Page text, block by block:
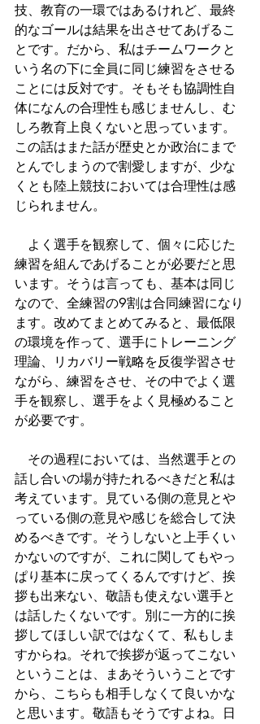
技、教育の一環ではあるけれど、最終
的なゴールは結果を出させてあげるこ
とです。だから、私はチームワークと
いう名の下に全員に同じ練習をさせる
ことには反対です。そもそも協調性自
体になんの合理性も感じませんし、む
しろ教育上良くないと思っています。
この話はまた話が歴史とか政治にまで
とんでしまうので割愛しますが、少な
くとも陸上競技においては合理性は感
じられません。
よく選手を観察して、個々に応じた
練習を組んであげることが必要だと思
います。そうは言っても、基本は同じ
なので、全練習の9割は合同練習になり
ます。改めてまとめてみると、最低限
の環境を作って、選手にトレーニング
理論、リカバリー戦略を反復学習させ
ながら、練習をさせ、その中でよく選
手を観察し、選手をよく見極めること
が必要です。
その過程においては、当然選手との
話し合いの場が持たれるべきだと私は
考えています。見ている側の意見とや
っている側の意見や感じを総合して決
めるべきです。そうしないと上手くい
かないのですが、これに関してもやっ
ぱり基本に戻ってくるんですけど、挨
拶も出来ない、敬語も使えない選手と
は話したくないです。別に一方的に挨
拶してほしい訳ではなくて、私もしま
すからね。それで挨拶が返ってこない
ということは、まあそういうことです
から、こちらも相手しなくて良いかな
と思います。敬語もそうですよね。日